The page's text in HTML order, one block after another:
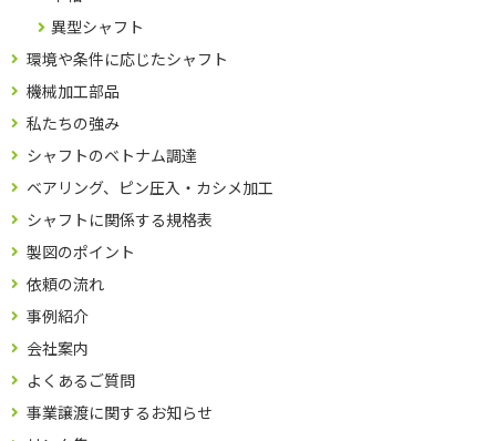
異型シャフト
環境や条件に応じたシャフト
機械加工部品
私たちの強み
シャフトのベトナム調達
ベアリング、ピン圧入・カシメ加工
シャフトに関係する規格表
製図のポイント
依頼の流れ
事例紹介
会社案内
よくあるご質問
事業譲渡に関するお知らせ